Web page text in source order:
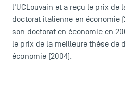
l'UCLouvain et a reçu le prix de
doctorat italienne en économie
son doctorat en économie en
le prix de la meilleure thèse de
économie (2004).